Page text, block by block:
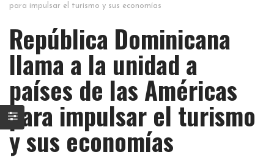
para impulsar el turismo y sus economías
República Dominicana
llama a la unidad a
países de las Américas
para impulsar el turismo
y sus economías